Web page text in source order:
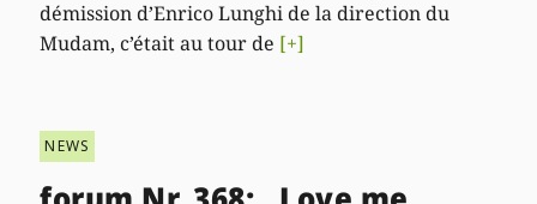
démission d’Enrico Lunghi de la direction du
Mudam, c’était au tour de [+]
NEWS